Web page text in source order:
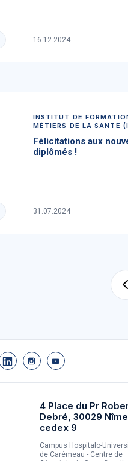
16.12.2024
INSTITUT DE
MÉTIERS DE LA SANTÉ
Félicitations aux
diplômés !
31.07.2024
4 Place du Pr
Debré, 30029
cedex 9
Campus Hospitalo-
de Carémeau - Centre de